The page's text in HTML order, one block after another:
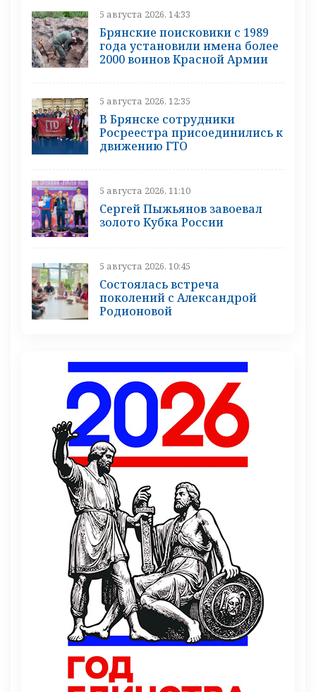
5 августа 2026, 14:33
Брянские поисковики с 1989
года установили имена более
2000 воинов Красной Армии
5 августа 2026, 12:35
В Брянске сотрудники
Росреестра присоединились к
движению ГТО
5 августа 2026, 11:10
Сергей Пыжьянов завоевал
золото Кубка России
5 августа 2026, 10:45
Состоялась встреча
поколений с Александрой
Родионовой